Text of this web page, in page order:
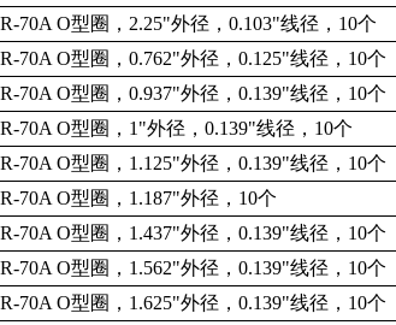
70A O型圈， 2.25"外径， 0.103"线径， 10个
70A O型圈， 0.762"外径， 0.125"线径， 10个
70A O型圈， 0.937"外径， 0.139"线径， 10个
70A O型圈， 1"外径， 0.139"线径， 10个
70A O型圈， 1.125"外径， 0.139"线径， 10个
70A O型圈， 1.187"外径， 10个
70A O型圈， 1.437"外径， 0.139"线径， 10个
70A O型圈， 1.562"外径， 0.139"线径， 10个
70A O型圈， 1.625"外径， 0.139"线径， 10个